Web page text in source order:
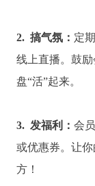
2. 搞气氛： 定
线上直播。鼓
盘“活”起来。
3. 发福利： 会
或优惠券。让
方！